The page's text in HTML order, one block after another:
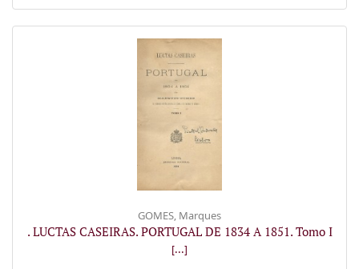
GOMES, Marques
. LUCTAS CASEIRAS. PORTUGAL DE 1834 A 1851. Tomo I
[...]